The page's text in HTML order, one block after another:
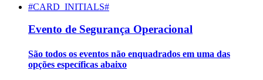
#CARD_INITIALS#
Evento de Segurança Operacional
São todos os eventos não enquadrados em uma das
opções específicas abaixo